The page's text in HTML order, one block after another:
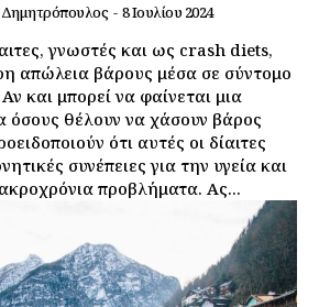
- 8 Ιουλίου 2024
γνωστές και ως crash diets,
απώλεια βάρους μέσα σε σύντομο
και μπορεί να φαίνεται μια
όσους θέλουν να χάσουν βάρος
ότι αυτές οι δίαιτες
συνέπειες για την υγεία και
προβλήματα. Ας...